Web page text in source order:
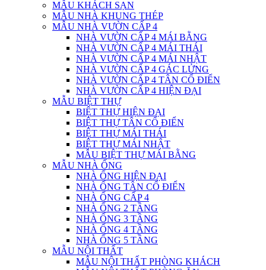
MẪU KHÁCH SẠN
MẪU NHÀ KHUNG THÉP
MẪU NHÀ VƯỜN CẤP 4
NHÀ VƯỜN CẤP 4 MÁI BẰNG
NHÀ VƯỜN CẤP 4 MÁI THÁI
NHÀ VƯỜN CẤP 4 MÁI NHẬT
NHÀ VƯỜN CẤP 4 GÁC LỬNG
NHÀ VƯỜN CẤP 4 TÂN CỔ ĐIỂN
NHÀ VƯỜN CẤP 4 HIỆN ĐẠI
MẪU BIỆT THỰ
BIỆT THỰ HIỆN ĐẠI
BIỆT THỰ TÂN CỔ ĐIỂN
BIỆT THỰ MÁI THÁI
BIỆT THỰ MÁI NHẬT
MẪU BIỆT THỰ MÁI BẰNG
MẪU NHÀ ỐNG
NHÀ ỐNG HIỆN ĐẠI
NHÀ ỐNG TÂN CỔ ĐIỂN
NHÀ ỐNG CẤP 4
NHÀ ỐNG 2 TẦNG
NHÀ ỐNG 3 TẦNG
NHÀ ỐNG 4 TẦNG
NHÀ ỐNG 5 TẦNG
MẪU NỘI THẤT
MẪU NỘI THẤT PHÒNG KHÁCH